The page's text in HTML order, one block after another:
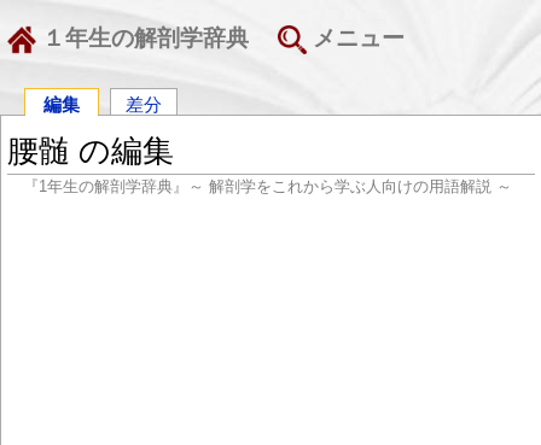
１年生の解剖学辞典 メニュー
編集 差分
腰髄 の編集
『1年生の解剖学辞典』～ 解剖学をこれから学ぶ人向けの用語解説 ～